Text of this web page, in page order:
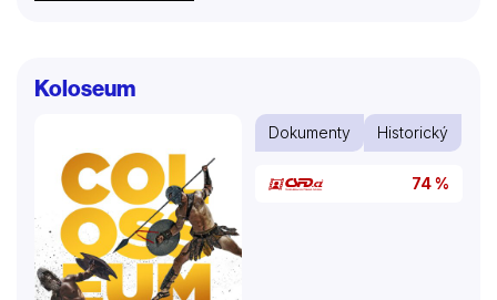
Koloseum
Dokumenty Historický
74 %